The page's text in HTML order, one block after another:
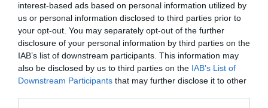
interest-based ads based on personal information utilized by
us or personal information disclosed to third parties prior to
your opt-out. You may separately opt-out of the further
disclosure of your personal information by third parties on the
IAB’s list of downstream participants. This information may
also be disclosed by us to third parties on the IAB’s List of
Downstream Participants that may further disclose it to other
Habitaciones Disponibles: Triple, Cuádruple, Doble con vistas al lago.
Servicios Incluidos en el precio
Privado
Excursiones
Personal multilingüe
Servicios de Pago